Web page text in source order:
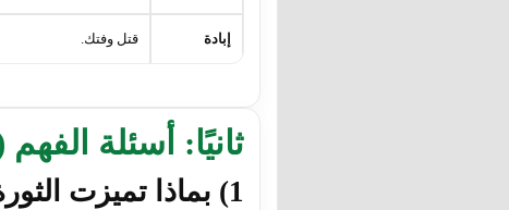
إبادة قتل وفتك.
ثانيًا: أسئلة
1) بماذا تميزت الثورة التكنولوجية؟